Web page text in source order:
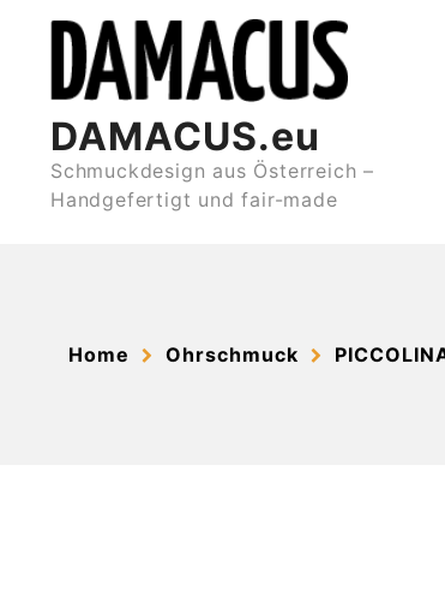
content
DAMACUS.eu
Schmuckdesign aus Österreich –
Handgefertigt und fair-made
Home Ohrschmuck